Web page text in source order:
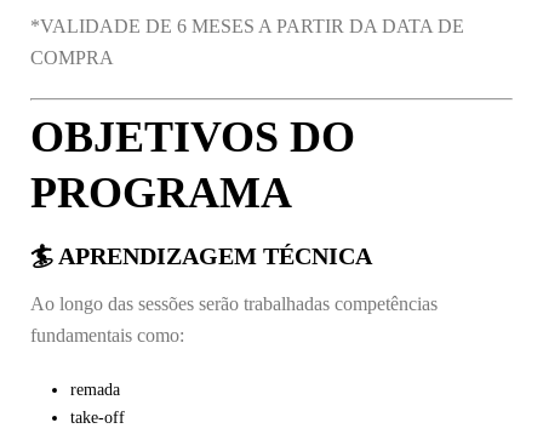
*VALIDADE DE 6 MESES A PARTIR DA DATA DE
COMPRA
OBJETIVOS DO
PROGRAMA
🏄 APRENDIZAGEM TÉCNICA
Ao longo das sessões serão trabalhadas competências
fundamentais como:
remada
take-off